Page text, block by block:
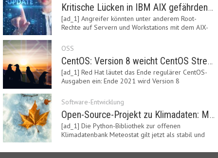
Kritische Lücken in IBM AIX gefährden Server
[ad_1] Angreifer könnten unter anderem Root-
Rechte auf Servern und Workstations mit dem AIX-
OSS
CentOS: Version 8 weicht CentOS Stream
[ad_1] Red Hat läutet das Ende regulärer CentOS-
Ausgaben ein: Ende 2021 wird Version 8
Software-Entwicklung
Open-Source-Projekt zu Klimadaten: Meteostat Python Library 1.0 erschienen
[ad_1] Die Python-Bibliothek zur offenen
Klimadatenbank Meteostat gilt jetzt als stabil und